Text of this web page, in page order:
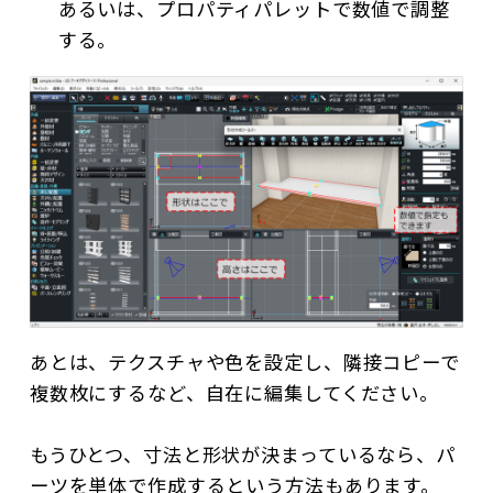
あるいは、プロパティパレットで数値で調整
する。
あとは、テクスチャや色を設定し、隣接コピーで
複数枚にするなど、自在に編集してください。
もうひとつ、寸法と形状が決まっているなら、パ
ーツを単体で作成するという方法もあります。